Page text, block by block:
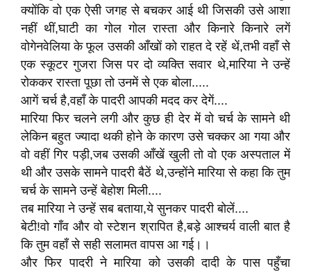
क्योंकि वो एक ऐसी जगह से बचकर आई थी जिसकी उसे आशा
नहीं थीं,घाटी का गोल गोल रास्ता और किनारे किनारे लगें
वोगेनवेलिया के फूल उसकी आँखों को राहत दे रहें थें,तभी वहाँ से
एक स्कूटर गुजरा जिस पर दो व्यक्ति सवार थे,मारिया ने उन्हें
रोककर रास्ता पूछा तो उनमें से एक बोला.....
आगें चर्च है,वहाँ के पादरी आपकी मदद कर देगें....
मारिया फिर चलने लगी और कुछ ही देर में वो चर्च के सामने थी
लेकिन बहुत ज्यादा थकी होने के कारण उसे चक्कर आ गया और
वो वहीं गिर पड़ी,जब उसकी आँखें खुली तो वो एक अस्पताल में
थी और उसके सामने पादरी बैठें थे,उन्होंने मारिया से कहा कि तुम
चर्च के सामने उन्हें बेहोश मिली....
तब मारिया ने उन्हें सब बताया,ये सुनकर पादरी बोलें....
बेटी!वो गाँव और वो स्टेशन श्रापित है,बड़े आश्चर्य वाली बात है
कि तुम वहाँ से सही सलामत वापस आ गई।।
और फिर पादरी ने मारिया को उसकी दादी के पास पहुँचा